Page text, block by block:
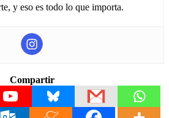
y eso es todo lo que importa.
Compartir